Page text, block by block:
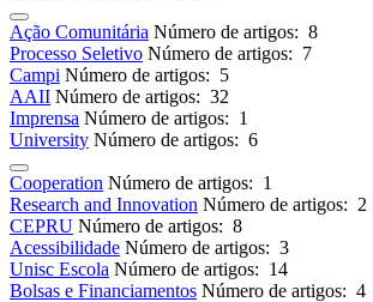
Ação Comunitária Número de artigos: 8
Processo Seletivo Número de artigos: 7
Campi Número de artigos: 5
AAII Número de artigos: 32
Imprensa Número de artigos: 1
University Número de artigos: 6
Cooperation Número de artigos: 1
Research and Innovation Número de artigos: 2
CEPRU Número de artigos: 8
Acessibilidade Número de artigos: 3
Unisc Escola Número de artigos: 14
Bolsas e Financiamentos Número de artigos: 4